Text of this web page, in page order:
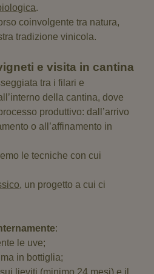
.
coinvolgente tra natura,
tradizione vinicola.
e visita in cantina
tra i filari e
della cantina, dove
produttivo: dall’arrivo
o all’affinamento in
le tecniche con cui
, un progetto a cui ci
:
le uve;
in bottiglia;
lieviti (minimo 24 mesi) e il